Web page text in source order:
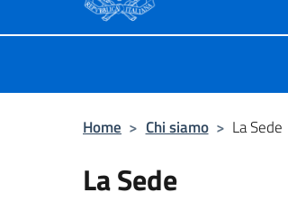
Home > Chi siamo > La Sede
La Sede